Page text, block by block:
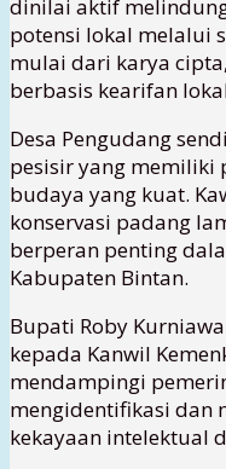
dinilai aktif
potensi lokal melalui
mulai dari karya
berbasis kearifan
Desa Pengudang
pesisir yang memiliki
budaya yang kuat.
konservasi padang
berperan penting
Kabupaten Bintan.
Bupati Roby
kepada Kanwil
mendampingi
mengidentifikasi dan
kekayaan intelektual